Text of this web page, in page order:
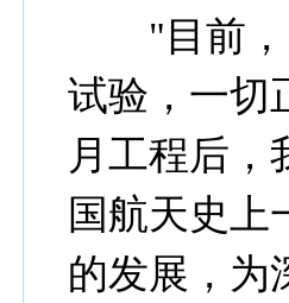
"目前，"
试验，一切
月工程后，
国航天史上
的发展，为